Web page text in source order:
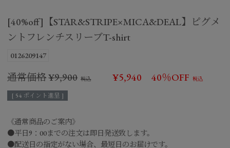
[40%off]【STAR&STRIPE×MICA&DEAL】ピグメ
ントフレンチスリーブT-shirt
0126209147
通常価格¥9,900 ¥5,940 40％OFF
[ 54 ポイント進呈 ]
《通常商品のご案内》
●平日9：00までの注文は即日発送致します。
●配送日の指定がない場合、最短日のお届けです。